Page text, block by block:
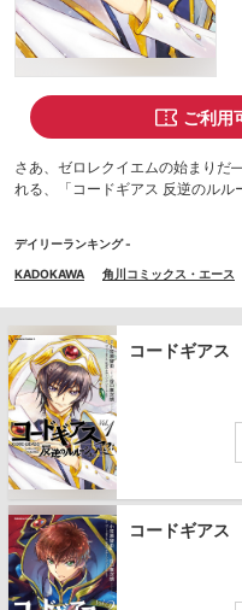
ご利用
さあ、ゼロレクイエムの始まり
れる、「コードギアス 反逆のルル
デイリーランキング -
KADOKAWA 角川コミックス・エース
コードギア
コードギア